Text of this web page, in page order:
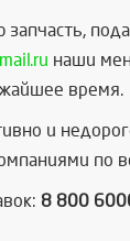
п
наши
время.
и
по
8 800